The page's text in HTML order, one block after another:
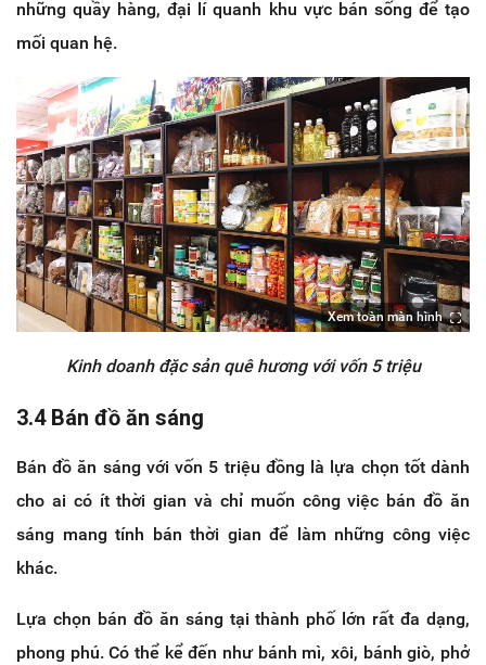
những quầy hàng, đại lí quanh khu vực bán sống để tạo
mối quan hệ.
Xem toàn màn hình
Kinh doanh đặc sản quê hương với vốn 5 triệu
3.4 Bán đồ ăn sáng
Bán đồ ăn sáng với vốn 5 triệu đồng là lựa chọn tốt dành
cho ai có ít thời gian và chỉ muốn công việc bán đồ ăn
sáng mang tính bán thời gian để làm những công việc
khác.
Lựa chọn bán đồ ăn sáng tại thành phố lớn rất đa dạng,
phong phú. Có thể kể đến như bánh mì, xôi, bánh giò, phở